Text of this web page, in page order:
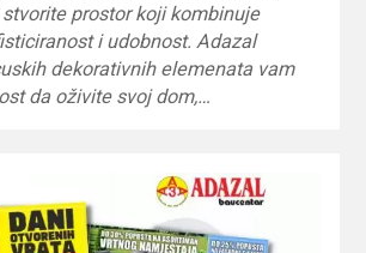
prostor koji kombinuje
i udobnost. Adazal
dekorativnih elemenata vam
da oživite svoj dom,…